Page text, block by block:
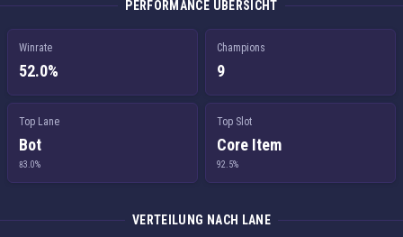
PERFORMANCE ÜBERSICHT
Winrate
52.0%
Champions
9
Top Lane
Bot
83.0%
Top Slot
Core Item
92.5%
VERTEILUNG NACH LANE